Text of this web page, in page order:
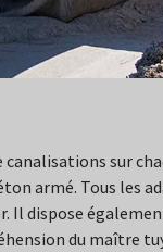
canalisations sur
armé. Tous les
dispose
du maître